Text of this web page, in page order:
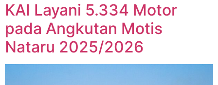
KAI Layani 5.334 Motor
pada Angkutan Motis
Nataru 2025/2026